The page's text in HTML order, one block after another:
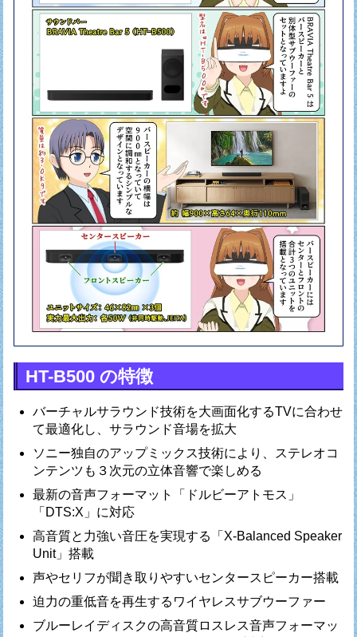
HT-B500 の特徴
バーチャルサラウンド技術を大画面化するTVに合わせ
て最適化し、サラウンド音場を拡大
ソニー独自のアップミックス技術により、ステレオコ
ンテンツも３次元の立体音響で楽しめる
最新の音声フォーマット「ドルビーアトモス」
「DTS:X」に対応
高音質と力強い音圧を実現する「X-Balanced Speaker
Unit」搭載
声やセリフが聞き取りやすいセンタースピーカー搭載
迫力の重低音を再生するワイヤレスサブウーファー
ブルーレイディスクの高音質ロスレス音声フォーマッ